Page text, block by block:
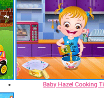
Baby Hazel Cooking